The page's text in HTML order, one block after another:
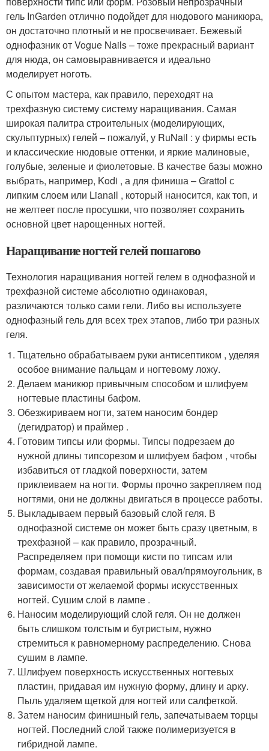
гель InGarden отлично подойдет для нюдового маникюра,
он достаточно плотный и не просвечивает. Бежевый
однофазник от Vogue Nails – тоже прекрасный вариант
для нюда, он самовыравнивается и идеально
моделирует ноготь.
С опытом мастера, как правило, переходят на
трехфазную систему систему наращивания. Самая
широкая палитра строительных (моделирующих,
скульптурных) гелей – пожалуй, у RuNail : у фирмы есть
и классические нюдовые оттенки, и яркие малиновые,
голубые, зеленые и фиолетовые. В качестве базы можно
выбрать, например, Kodi , а для финиша – Grattol с
липким слоем или Lianail , который наносится, как топ, и
не желтеет после просушки, что позволяет сохранить
основной цвет нарощенных ногтей.
Наращивание ногтей гелей пошагово
Технология наращивания ногтей гелем в однофазной и
трехфазной системе абсолютно одинаковая,
различаются только сами гели. Либо вы используете
однофазный гель для всех трех этапов, либо три разных
геля.
Тщательно обрабатываем руки антисептиком , уделяя
особое внимание пальцам и ногтевому ложу.
Делаем маникюр привычным способом и шлифуем
ногтевые пластины бафом.
Обезжириваем ногти, затем наносим бондер
(дегидратор) и праймер .
Готовим типсы или формы. Типсы подрезаем до
нужной длины типсорезом и шлифуем бафом , чтобы
избавиться от гладкой поверхности, затем
приклеиваем на ногти. Формы прочно закрепляем под
ногтями, они не должны двигаться в процессе работы.
Выкладываем первый базовый слой геля. В
однофазной системе он может быть сразу цветным, в
трехфазной – как правило, прозрачный.
Распределяем при помощи кисти по типсам или
формам, создавая правильный овал/прямоугольник, в
зависимости от желаемой формы искусственных
ногтей. Сушим слой в лампе .
Наносим моделирующий слой геля. Он не должен
быть слишком толстым и бугристым, нужно
стремиться к равномерному распределению. Снова
сушим в лампе.
Шлифуем поверхность искусственных ногтевых
пластин, придавая им нужную форму, длину и арку.
Пыль удаляем щеткой для ногтей или салфеткой.
Затем наносим финишный гель, запечатываем торцы
ногтей. Последний слой также полимеризуется в
гибридной лампе.